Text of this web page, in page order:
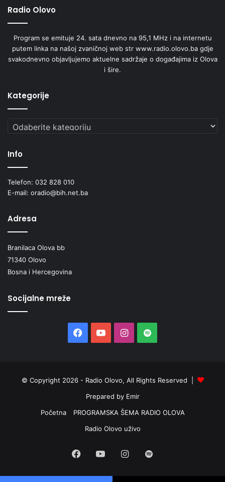
Radio Olovo
Program se emituje 24. sata dnevno na 95,1 MHz i na internetu
putem linka na našoj zvaničnoj web str www.radio.olovo.ba gdje
svakodnevno objavljujemo aktuelne sadržaje o događajima iz Olova
i šire.
Kategorije
Kategorije
Info
Telefon: 032 828 010
E-mail: oradio@bih.net.ba
Adresa
Branilaca Olova bb
71340 Olovo
Bosna i Hercegovina
Socijalne mreže
Facebook
YouTubeInstagram
Spotify
© Copyright 2026 - Radio Olovo, All Rights Reserved |
Prepared by Emir
Početna
PROGRAMSKA ŠEMA RADIO OLOVA
Radio Olovo uživo
Facebook
YouTubeInstagram
Spotify